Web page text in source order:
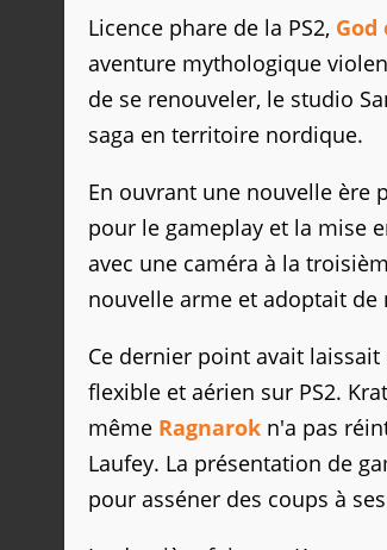
Licence phare de la PS2, God
aventure mythologique
de se renouveler, le studio
saga en territoire nordique.
En ouvrant une nouvelle ère
pour le gameplay et la mise
avec une caméra à la
nouvelle arme et adoptait
Ce dernier point avait
flexible et aérien sur PS2.
même Ragnarok n'a pas
Laufey. La présentation de
pour asséner des coups à